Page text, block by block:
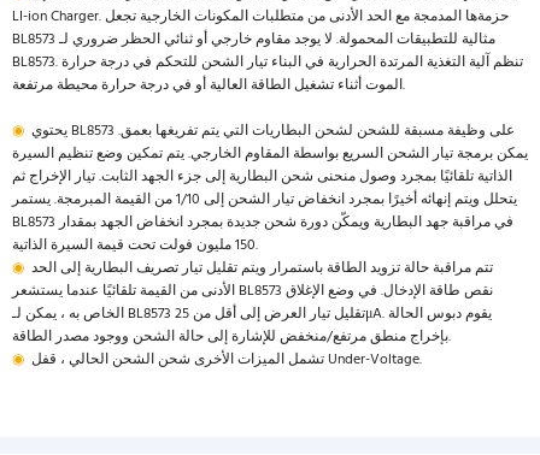
LI-ion Charger. حزمةها المدمجة مع الحد الأدنى من متطلبات المكونات الخارجية تجعل
BL8573 مثالية للتطبيقات المحمولة. لا يوجد مقاوم خارجي أو ثنائي الحظر ضروري لـ
BL8573. تنظم آلية التغذية المرتدة الحرارية في البناء تيار الشحن للتحكم في درجة حرارة
الموت أثناء تشغيل الطاقة العالية أو في درجة حرارة محيطة مرتفعة.
◉
يمكن برمجة تيار الشحن السريع بواسطة المقاوم الخارجي. يتم تمكين وضع تنظيم السيرة
الذاتية تلقائيًا بمجرد وصول منحنى شحن البطارية إلى جزء الجهد الثابت. تيار الإخراج ثم
يتحلل ويتم إنهائه أخيرًا بمجرد انخفاض تيار الشحن إلى 1/10 من القيمة المبرمجة. يستمر
BL8573 في مراقبة جهد البطارية ويمكّن دورة شحن جديدة بمجرد انخفاض الجهد بمقدار
150 مليون فولت تحت قيمة السيرة الذاتية.
◉
الأدنى من القيمة تلقائيًا عندما يستشعر BL8573 نقص طاقة الإدخال. في وضع الإغلاق
الخاص به ، يمكن لـ BL8573 تقليل تيار العرض إلى أقل من 25μA. يقوم دبوس الحالة
بإخراج منطق مرتفع/منخفض للإشارة إلى حالة الشحن ووجود مصدر الطاقة.
◉
تشمل الميزات الأخرى شحن الشحن الحالي ، قفل Under-Voltage.